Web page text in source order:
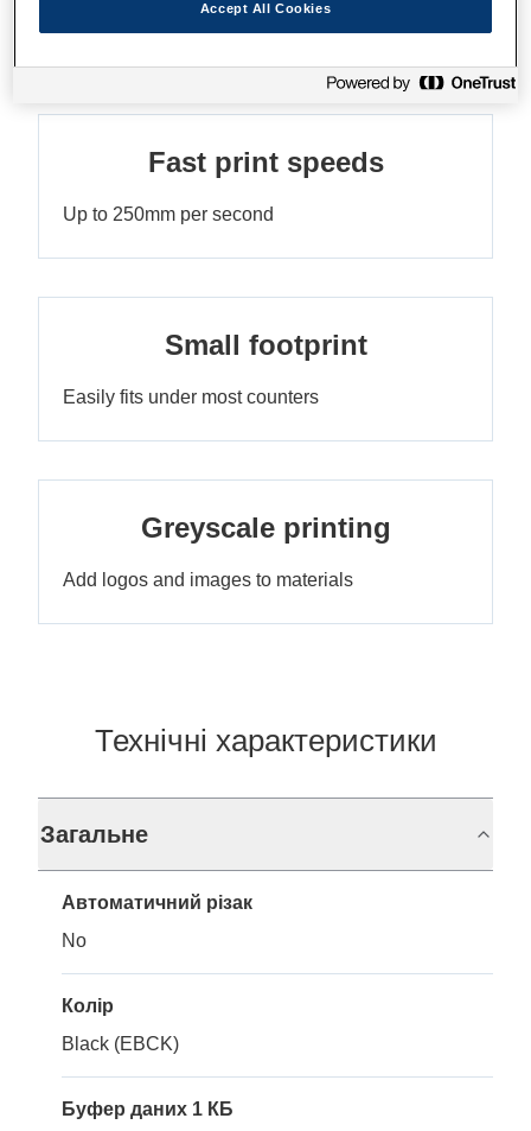
Front loading paper feed
Fast print speeds
Up to 250mm per second
Small footprint
Easily fits under most counters
Greyscale printing
Add logos and images to materials
Технічні характеристики
Загальне
Автоматичний різак
No
Колір
Black (EBCK)
Буфер даних 1 КБ
Accept All Cookies